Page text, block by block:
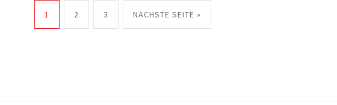
1 2 3 NÄCHSTE SEITE »